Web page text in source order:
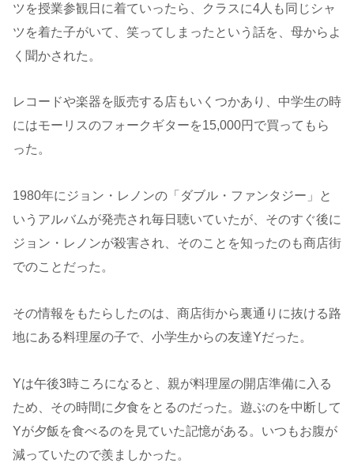
ツを授業参観日に着ていったら、クラスに4人も同じシャ
ツを着た子がいて、笑ってしまったという話を、母からよ
く聞かされた。
レコードや楽器を販売する店もいくつかあり、中学生の時
にはモーリスのフォークギターを15,000円で買ってもら
った。
1980年にジョン・レノンの「ダブル・ファンタジー」と
いうアルバムが発売され毎日聴いていたが、そのすぐ後に
ジョン・レノンが殺害され、そのことを知ったのも商店街
でのことだった。
その情報をもたらしたのは、商店街から裏通りに抜ける路
地にある料理屋の子で、小学生からの友達Yだった。
Yは午後3時ころになると、親が料理屋の開店準備に入る
ため、その時間に夕食をとるのだった。遊ぶのを中断して
Yが夕飯を食べるのを見ていた記憶がある。いつもお腹が
減っていたので羨ましかった。